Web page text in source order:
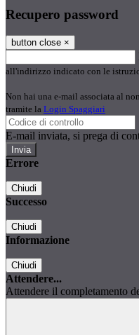
Recupero password
button close ×
all'indirizzo indicato con le
Non hai una e-mail associata al
tramite la Login Spaggiari
E-mail inviata, si prega di
Errore
Chiudi
Successo
Chiudi
Informazione
Chiudi
Attendere...
Attendere il completamento